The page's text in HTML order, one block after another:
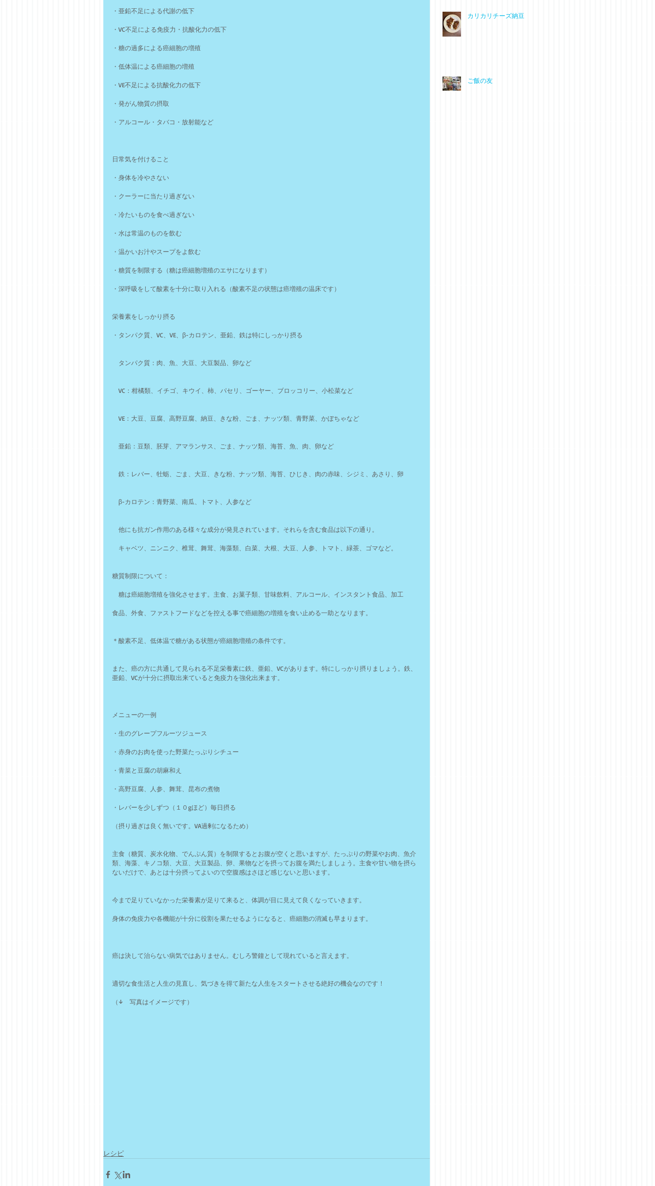
・亜鉛不足による代謝の低下
・VC不足による免疫力・抗酸化力の低下
・糖の過多による癌細胞の増殖
・低体温による癌細胞の増殖
・VE不足による抗酸化力の低下
・発がん物質の摂取
・アルコール・タバコ・放射能など
日常気を付けること
・身体を冷やさない
・クーラーに当たり過ぎない
・冷たいものを食べ過ぎない
・水は常温のものを飲む
・温かいお汁やスープをよ飲む
・糖質を制限する（糖は癌細胞増殖のエサになります）
・深呼吸をして酸素を十分に取り入れる（酸素不足の状態は癌増殖の温床です）
栄養素をしっかり摂る
・タンパク質、VC、VE、β-カロテン、亜鉛、鉄は特にしっかり摂る
タンパク質：肉、魚、大豆、大豆製品、卵など
VC：柑橘類、イチゴ、キウイ、柿、パセリ、ゴーヤー、ブロッコリー、小松菜など
VE：大豆、豆腐、高野豆腐、納豆、きな粉、ごま、ナッツ類、青野菜、かぼちゃなど
亜鉛：豆類、胚芽、アマランサス、ごま、ナッツ類、海苔、魚、肉、卵など
鉄：レバー、牡蛎、ごま、大豆、きな粉、ナッツ類、海苔、ひじき、肉の赤味、シジミ、あさり、卵
β-カロテン：青野菜、南瓜、トマト、人参など
他にも抗ガン作用のある様々な成分が発見されています。それらを含む食品は以下の通り。
キャベツ、ニンニク、椎茸、舞茸、海藻類、白菜、大根、大豆、人参、トマト、緑茶、ゴマなど。
糖質制限について：
糖は癌細胞増殖を強化させます。主食、お菓子類、甘味飲料、アルコール、インスタント食品、加工
食品、外食、ファストフードなどを控える事で癌細胞の増殖を食い止める一助となります。
＊酸素不足、低体温で糖がある状態が癌細胞増殖の条件です。
また、癌の方に共通して見られる不足栄養素に鉄、亜鉛、VCがあります。特にしっかり摂りましょう。鉄、
亜鉛、VCが十分に摂取出来ていると免疫力を強化出来ます。
メニューの一例
・生のグレープフルーツジュース
・赤身のお肉を使った野菜たっぷりシチュー
・青菜と豆腐の胡麻和え
・高野豆腐、人参、舞茸、昆布の煮物
・レバーを少しずつ（１０gほど）毎日摂る
（摂り過ぎは良く無いです。VA過剰になるため）
主食（糖質、炭水化物、でんぷん質）を制限するとお腹が空くと思いますが、たっぷりの野菜やお肉、魚介
類、海藻、キノコ類、大豆、大豆製品、卵、果物などを摂ってお腹を満たしましょう。主食や甘い物を摂ら
ないだけで、あとは十分摂ってよいので空腹感はさほど感じないと思います。
今まで足りていなかった栄養素が足りて来ると、体調が目に見えて良くなっていきます。
身体の免疫力や各機能が十分に役割を果たせるようになると、癌細胞の消滅も早まります。
癌は決して治らない病気ではありません。むしろ警鐘として現れていると言えます。
適切な食生活と人生の見直し、気づきを得て新たな人生をスタートさせる絶好の機会なのです！
（↓　写真はイメージです）
レシピ
カリカリチーズ納豆
ご飯の友